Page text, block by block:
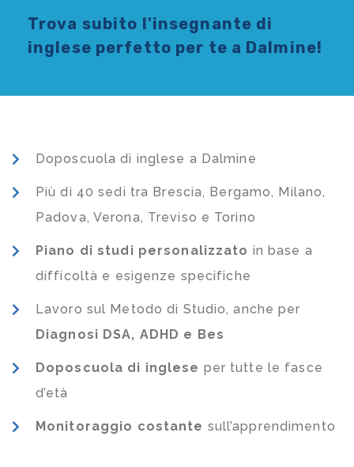
Trova subito l'insegnante di
inglese perfetto per te a Dalmine!
Doposcuola di inglese a Dalmine
Più di 40 sedi tra Brescia, Bergamo, Milano,
Padova, Verona, Treviso e Torino
Piano di studi personalizzato in base a
difficoltà e esigenze specifiche
Lavoro sul Metodo di Studio, anche per
Diagnosi DSA, ADHD e Bes
Doposcuola di inglese per tutte le fasce
d’età
Monitoraggio costante sull’apprendimento